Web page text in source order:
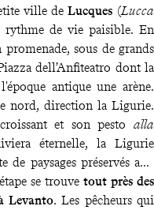
ville de Lucques (Lucca
rythme de vie paisible. En
sous de grands
dell’Anfiteatro dont la
antique une arène.
nord, direction la Ligurie.
et son pesto alla
éternelle, la Ligurie
paysages préservés aux
se trouve tout près des
Levanto. Les pêcheurs qui